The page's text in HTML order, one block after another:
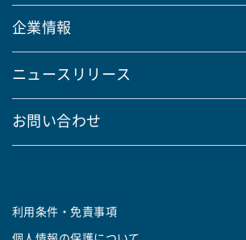
企業情報
ニュースリリース
お問い合わせ
利用条件・免責事項